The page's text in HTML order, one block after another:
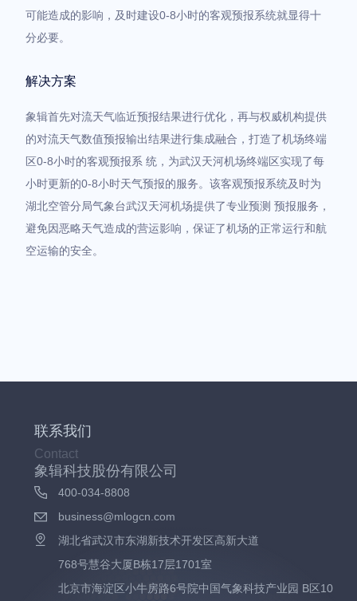
可能造成的影响，及时建设0-8小时的客观预报系统就显得十
分必要。
解决方案
象辑首先对流天气临近预报结果进行优化，再与权威机构提供
的对流天气数值预报输出结果进行集成融合，打造了机场终端
区0-8小时的客观预报系 统，为武汉天河机场终端区实现了每
小时更新的0-8小时天气预报的服务。该客观预报系统及时为
湖北空管分局气象台武汉天河机场提供了专业预测 预报服务，
避免因恶略天气造成的营运影响，保证了机场的正常运行和航
空运输的安全。
联系我们
Contact
象辑科技股份有限公司
400-034-8808
business@mlogcn.com
湖北省武汉市东湖新技术开发区高新大道
768号慧谷大厦B栋17层1701室
北京市海淀区小牛房路6号院中国气象科技产业园 B区10